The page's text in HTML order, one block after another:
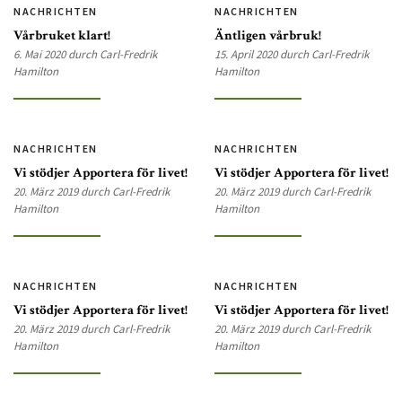
NACHRICHTEN
Vårbruket klart!
6. Mai 2020 durch Carl-Fredrik
Hamilton
NACHRICHTEN
Äntligen vårbruk!
15. April 2020 durch Carl-Fredrik
Hamilton
NACHRICHTEN
Vi stödjer Apportera för livet!
20. März 2019 durch Carl-Fredrik
Hamilton
NACHRICHTEN
Vi stödjer Apportera för livet!
20. März 2019 durch Carl-Fredrik
Hamilton
NACHRICHTEN
Vi stödjer Apportera för livet!
20. März 2019 durch Carl-Fredrik
Hamilton
NACHRICHTEN
Vi stödjer Apportera för livet!
20. März 2019 durch Carl-Fredrik
Hamilton